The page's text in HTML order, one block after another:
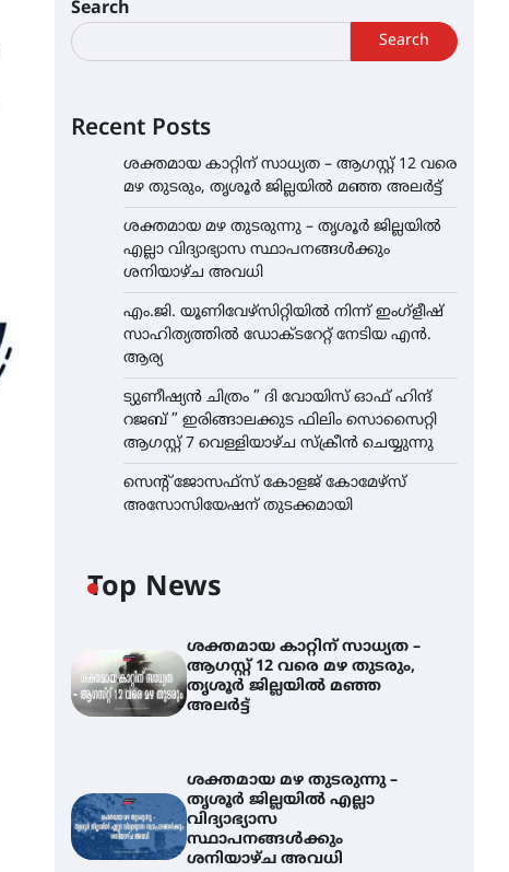
Search
Search
Recent Posts
ശക്തമായ കാറ്റിന് സാധ്യത – ആഗസ്റ്റ് 12 വരെ
മഴ തുടരും, തൃശൂർ ജില്ലയിൽ മഞ്ഞ അലർട്ട്
ശക്തമായ മഴ തുടരുന്നു – തൃശൂർ ജില്ലയിൽ
എല്ലാ വിദ്യാഭ്യാസ സ്ഥാപനങ്ങൾക്കും
ശനിയാഴ്ച അവധി
എം.ജി. യൂണിവേഴ്‌സിറ്റിയിൽ നിന്ന് ഇംഗ്ളീഷ്
സാഹിത്യത്തിൽ ഡോക്ടറേറ്റ് നേടിയ എൻ.
ആര്യ
ട്യുണീഷ്യൻ ചിത്രം ” ദി വോയിസ് ഓഫ് ഹിന്ദ്
റജബ് ” ഇരിങ്ങാലക്കുട ഫിലിം സൊസൈറ്റി
ആഗസ്റ്റ് 7 വെള്ളിയാഴ്ച സ്‌ക്രീൻ ചെയ്യുന്നു
സെന്റ് ജോസഫ്സ് കോളജ് കോമേഴ്‌സ്
അസോസിയേഷന് തുടക്കമായി
Top News
ശക്തമായ കാറ്റിന് സാധ്യത –
ആഗസ്റ്റ് 12 വരെ മഴ തുടരും,
തൃശൂർ ജില്ലയിൽ മഞ്ഞ
അലർട്ട്
ശക്തമായ മഴ തുടരുന്നു –
തൃശൂർ ജില്ലയിൽ എല്ലാ
വിദ്യാഭ്യാസ
സ്ഥാപനങ്ങൾക്കും
ശനിയാഴ്ച അവധി